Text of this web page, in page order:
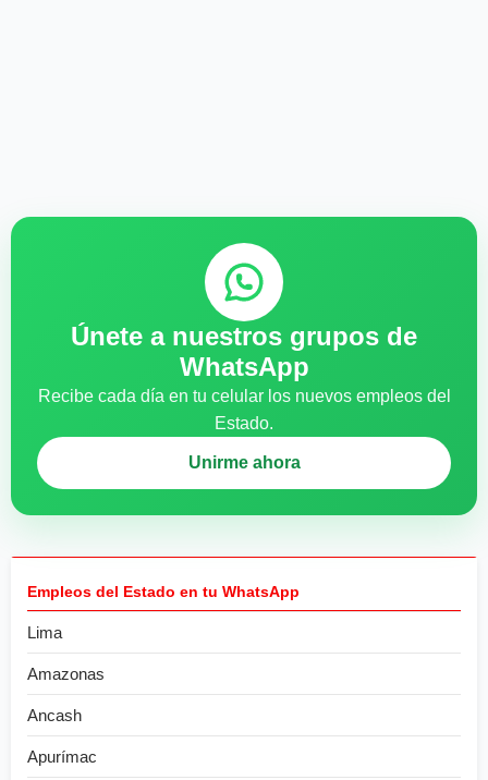
Únete a nuestros grupos de
WhatsApp
Recibe cada día en tu celular los nuevos empleos del
Estado.
Unirme ahora
Empleos del Estado en tu WhatsApp
Lima
Amazonas
Ancash
Apurímac